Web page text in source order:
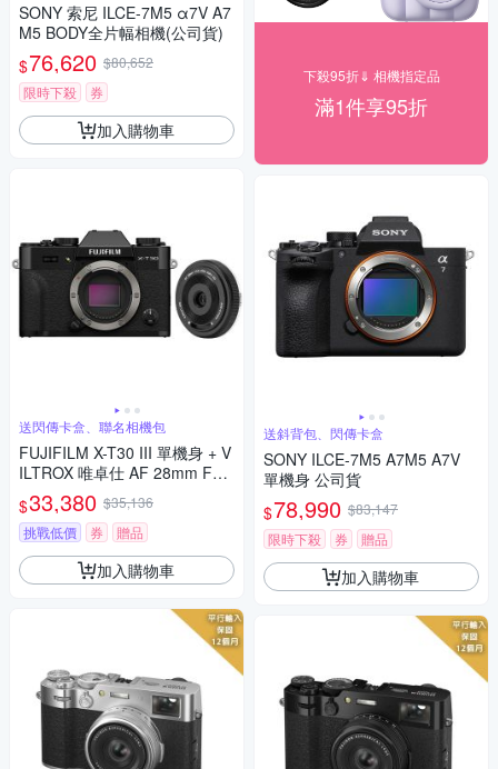
SONY 索尼 ILCE-7M5 α7V A7
M5 BODY全片幅相機(公司貨)
$76,620 $80,652
限時下殺
券
加入購物車
送閃傳卡盒、聯名相機包
FUJIFILM X-T30 III 單機身 + V
ILTROX 唯卓仕 AF 28mm F4.5
XF 自動對焦餅乾鏡頭 公司貨
$33,380 $35,136
挑戰低價
券 贈品
加入購物車
下殺95折⇓ 相機指定品
滿1件享95折
送斜背包、閃傳卡盒
SONY ILCE-7M5 A7M5 A7V
單機身 公司貨
$78,990 $83,147
限時下殺
券 贈品
加入購物車